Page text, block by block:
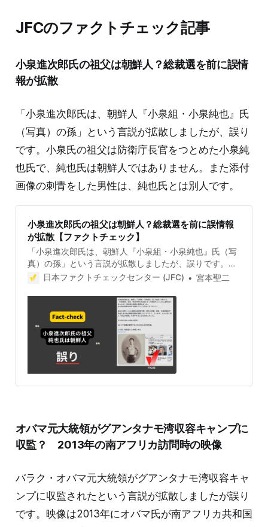
JFCのファクトチェック記事
小泉進次郎氏の祖父は朝鮮人？総裁選を前に誤情
報が拡散
「小泉進次郎氏は、朝鮮人『小泉組・小泉純也』氏
（写真）の孫」という言説が拡散しましたが、誤り
です。小泉氏の祖父は防衛庁長官をつとめた小泉純
也氏で、純也氏は朝鮮人ではありません。また添付
画像の刺青をした男性は、純也氏とは別人です。
小泉進次郎氏の祖父は朝鮮人？総裁選を前に誤情報
が拡散【ファクトチェック】
「小泉進次郎氏は、朝鮮人『小泉組・小泉純也』氏（写
真）の孫」という言説が拡散しましたが、誤りです。小
泉氏の祖父は防衛庁長官をつとめた小泉純也氏で、純也
男性は、純也氏とは別人です。 検証対象 2024年8月23
日、上半身に刺青をした男性の写真とともに「小泉進次
郎氏は、朝鮮人『小泉組・小泉純也』氏（写真）の孫」
というX（旧Twitter)の投稿が拡散した。 8月26日現在で
290万の閲覧数と3200のリポストがあり、「こんなの、
絶対総理にしちゃいけない案件」といったコメントがあ
るほか、「印象操作」「一枚目の画像は別人です」とい
務めた。 公職選挙法10条の規定で、国会議員になるには
「日本国民」であることが条件なので、純也氏は朝鮮人
日本ファクトチェックセンター (JFC) 宮本聖二
オバマ元大統領がグアンタナモ湾収容キャンプに
収監？ 2013年の南アフリカ訪問時の映像
バラク・オバマ元大統領がグアンタナモ湾収容キャ
ンプに収監されたという言説が拡散しましたが誤り
です。映像は2013年にオバマ氏が南アフリカ共和国